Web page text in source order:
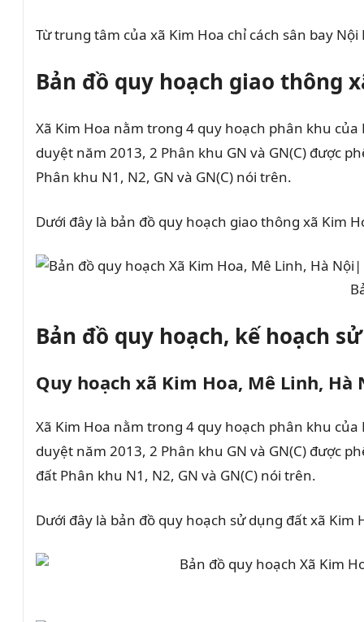
Từ trung tâm của xã Kim Hoa chỉ cách sân bay
Bản đồ quy hoạch giao thông
Xã Kim Hoa nằm trong 4 quy hoạch phân khu
duyệt năm 2013, 2 Phân khu GN và GN(C) được
Phân khu N1, N2, GN và GN(C) nói trên.
Dưới đây là bản đồ quy hoạch giao thông xã Kim
Bản đồ quy hoạch, kế hoạch
Quy hoạch xã Kim Hoa, Mê Linh, Hà
Xã Kim Hoa nằm trong 4 quy hoạch phân khu
duyệt năm 2013, 2 Phân khu GN và GN(C) được
đất Phân khu N1, N2, GN và GN(C) nói trên.
Dưới đây là bản đồ quy hoạch sử dụng đất xã Kim